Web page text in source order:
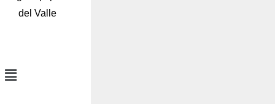
del Valle
Menú